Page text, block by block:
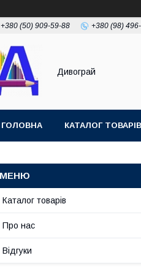
+380 (50) 909-59-88 +380 (98)
Дивограй
ГОЛОВНА КАТАЛОГ ТОВАРІВ
Каталог товарів
Про нас
Відгуки